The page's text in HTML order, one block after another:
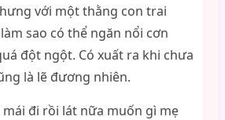
với một thằng con trai
sao có thể ngăn nổi cơn
đột ngột. Có xuất ra khi chưa
là lẽ đương nhiên.
mái đi rồi lát nữa muốn gì mẹ